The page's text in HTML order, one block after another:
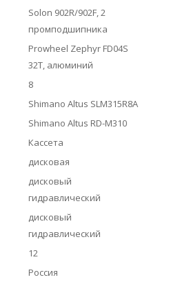
Solon 902R/902F, 2
промподшипника
Prowheel Zephyr FD04S
32T, алюминий
8
Shimano Altus SLM315R8A
Shimano Altus RD-M310
Кассета
дисковая
дисковый
гидравлический
дисковый
гидравлический
12
Россия